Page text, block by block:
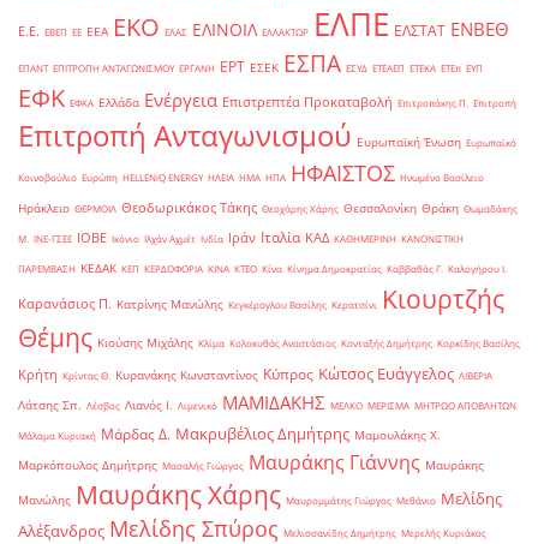
Ε.Ε. ΕΒΕΠ ΕΕ ΕΕΑ ΕΚΟ ΕΛΑΣ ΕΛΙΝΟΙΛ ΕΛΛΑΚΤΩΡ ΕΛΠΕ ΕΛΣΤΑΤ ΕΝΒΕΘ
ΕΠΑΝΤ ΕΠΙΤΡΟΠΗ ΑΝΤΑΓΩΝΙΣΜΟΥ ΕΡΓΑΝΗ ΕΡΤ ΕΣΕΚ ΕΣΠΑ ΕΣΥΔ ΕΤΕΑΕΠ ΕΤΕΚΑ ΕΤΕπ ΕΥΠ
ΕΦΚ ΕΦΚΑ Ελλάδα Ενέργεια Επιστρεπτέα Προκαταβολή Επιτροπάκης Π. Επιτροπή
Επιτροπή Ανταγωνισμού Ευρωπαϊκή Ένωση Ευρωπαϊκό
Κοινοβούλιο Ευρώπη ΗELLENiQ ENERGY ΗΛΕΙΑ ΗΜΑ ΗΠΑ ΗΦΑΙΣΤΟΣ Ηνωμένο Βασίλειο
Ηράκλειο ΘΕΡΜΟΙΛ Θεοδωρικάκος Τάκης Θεοχάρης Χάρης Θεσσαλονίκη Θράκη Θωμαδάκης
Μ. ΙΝΕ-ΓΣΕΕ ΙΟΒΕ Ικόνιο Ιλχάν Αχμέτ Ινδία Ιράν Ιταλία ΚΑΔ ΚΑΘΗΜΕΡΙΝΗ ΚΑΝΟΝΙΣΤΙΚΗ
ΠΑΡΕΜΒΑΣΗ ΚΕΔΑΚ ΚΕΠ ΚΕΡΔΟΦΟΡΙΑ ΚΙΝΑ ΚΤΕΟ Κίνα Κίνημα Δημοκρατίας Καββαθάς Γ. Καλογήρου Ι.
Καρανάσιος Π. Κατρίνης Μανώλης Κεγκέρογλου Βασίλης Κερατσίνι
Κιουρτζής
Θέμης Κιούσης Μιχάλης Κλίμα Κολοκυθάς Αναστάσιος Κονταξής Δημήτρης Κορκίδης Βασίλης
Κρήτη Κρίντας Θ. Κυρανάκης Κωνσταντίνος Κύπρος Κώτσος Ευάγγελος ΛΙΒΕΡΙΑ
Λάτσης Σπ. Λέσβος Λιανός Ι. Λιμενικό ΜΑΜΙΔΑΚΗΣ ΜΕΛΚΟ ΜΕΡΙΣΜΑ ΜΗΤΡΩΟ ΑΠΟΒΛΗΤΩΝ
Μάλαμα Κυριακή Μάρδας Δ. Μακρυβέλιος Δημήτρης Μαμουλάκης Χ.
Μαρκόπουλος Δημήτρης Μασαλής Γιώργος Μαυράκης Γιάννης Μαυράκης
Μανώλης Μαυράκης Χάρης Μαυρομμάτης Γιώργος Μεθάνιο Μελίδης
Αλέξανδρος Μελίδης Σπύρος Μελισσανίδης Δημήτρης Μερελής Κυριάκος